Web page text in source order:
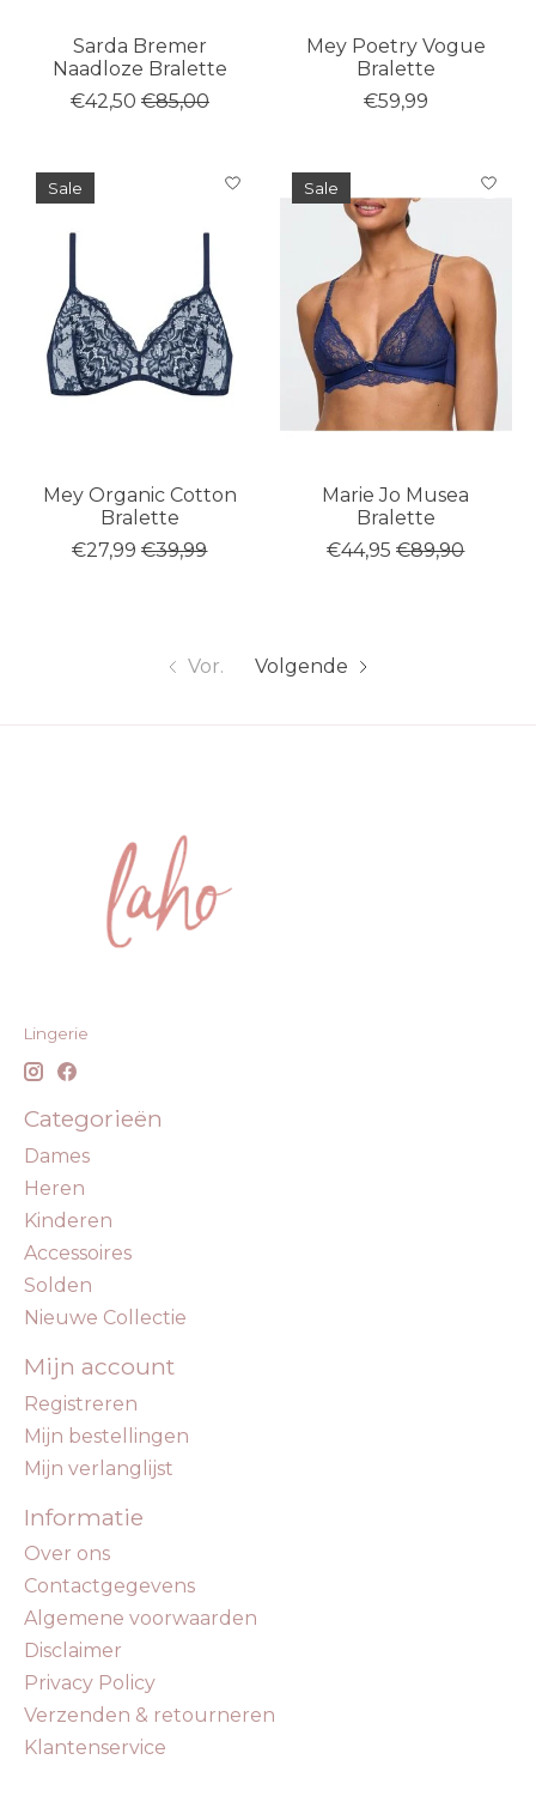
Sarda Bremer
Naadloze Bralette
€42,50 €85,00
Mey Poetry Vogue
Bralette
€59,99
Sale
Mey Organic Cotton
Bralette
€27,99 €39,99
Sale
Marie Jo Musea
Bralette
€44,95 €89,90
Vor. Volgende
Lingerie
Categorieën
Dames
Heren
Kinderen
Accessoires
Solden
Nieuwe Collectie
Mijn account
Registreren
Mijn bestellingen
Mijn verlanglijst
Informatie
Over ons
Contactgegevens
Algemene voorwaarden
Disclaimer
Privacy Policy
Verzenden & retourneren
Klantenservice